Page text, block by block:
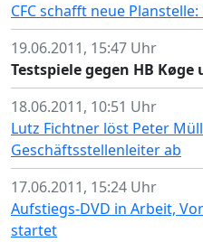
CFC schafft neue
19.06.2011, 15:47 Uhr
Testspiele gegen HB
18.06.2011, 10:51 Uhr
Lutz Fichtner löst Peter
Geschäftsstellenleiter ab
17.06.2011, 15:24 Uhr
Aufstiegs-DVD in Arbeit,
startet